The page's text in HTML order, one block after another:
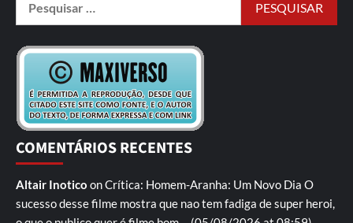
COMENTÁRIOS RECENTES
Altair Inotico onCrítica: Homem-Aranha: Um Novo Dia O
sucesso desse filme mostra que nao tem fadiga de super heroi,